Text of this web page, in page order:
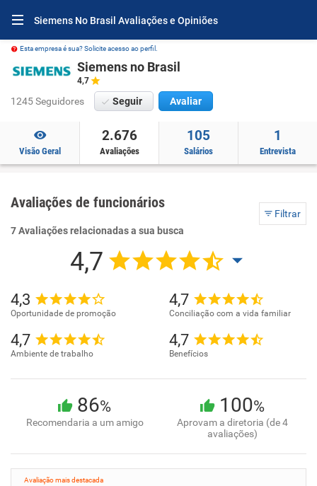
Siemens No Brasil Avaliações e Opiniões
Esta empresa é sua? Solicite acesso ao perfil.
Siemens no Brasil
4,7
1245 Seguidores Seguir Avaliar
Visão Geral
2.676
Avaliações
105
Salários
1
Entrevista
Avaliações de funcionários
Filtrar
7 Avaliações relacionadas a sua busca
4,7
4,3
Oportunidade de promoção
4,7
Conciliação com a vida familiar
4,7
Ambiente de trabalho
4,7
Benefícios
86%
Recomendaria a um amigo
100%
Aprovam a diretoria (de 4
avaliações)
Avaliação mais destacada